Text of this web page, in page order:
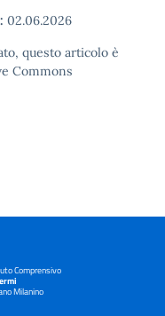
02.06.2026
questo articolo è
Commons
Comprensivo
Milanino